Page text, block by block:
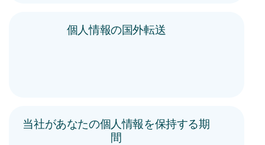
個人情報の国外転送
当社があなたの個人情報を保持する期
間